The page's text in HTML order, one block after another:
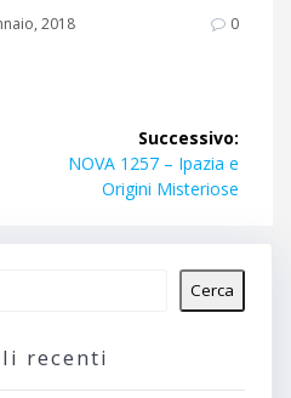
2018 0
Successivo:
Articolo
successivo:
NOVA 1257 – Ipazia e
Origini Misteriose
Cerca
recenti